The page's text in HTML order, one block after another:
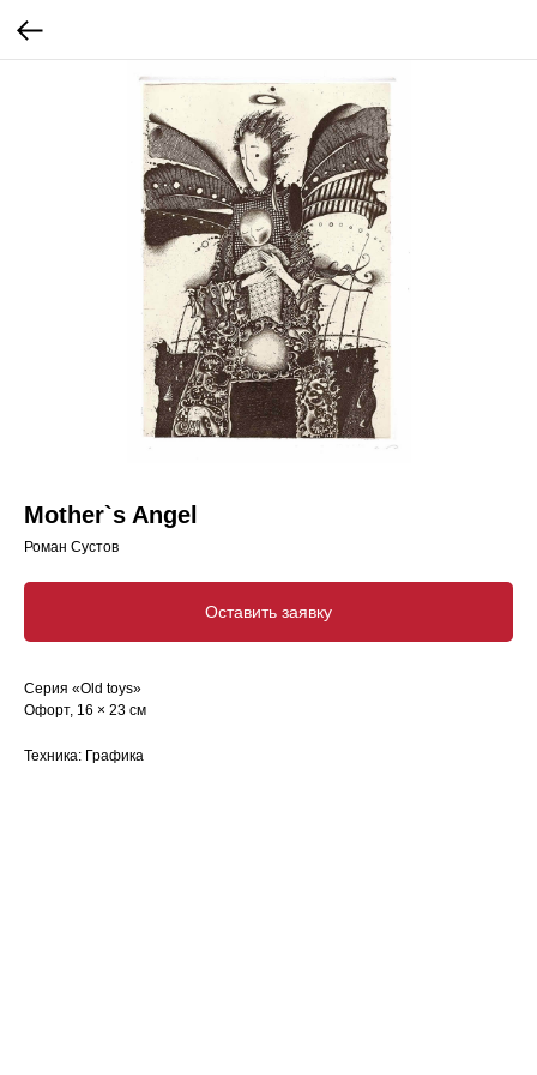
Mother`s Angel
Роман Сустов
Оставить заявку
Cерия «Old toys»
Офорт, 16 × 23 см
Техника: Графика